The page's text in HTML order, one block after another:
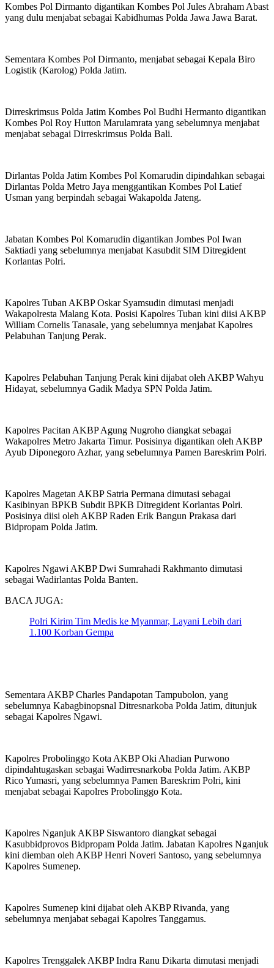
Kombes Pol Dirmanto digantikan Kombes Pol Jules Abraham Abast
yang dulu menjabat sebagai Kabidhumas Polda Jawa Jawa Barat.
Sementara Kombes Pol Dirmanto, menjabat sebagai Kepala Biro
Logistik (Karolog) Polda Jatim.
Dirreskrimsus Polda Jatim Kombes Pol Budhi Hermanto digantikan
Kombes Pol Roy Hutton Marulamrata yang sebelumnya menjabat
menjabat sebagai Dirreskrimsus Polda Bali.
Dirlantas Polda Jatim Kombes Pol Komarudin dipindahkan sebagai
Dirlantas Polda Metro Jaya menggantikan Kombes Pol Latief
Usman yang berpindah sebagai Wakapolda Jateng.
Jabatan Kombes Pol Komarudin digantikan Jombes Pol Iwan
Saktiadi yang sebelumnya menjabat Kasubdit SIM Ditregident
Korlantas Polri.
Kapolres Tuban AKBP Oskar Syamsudin dimutasi menjadi
Wakapolresta Malang Kota. Posisi Kapolres Tuban kini diisi AKBP
William Cornelis Tanasale, yang sebelumnya menjabat Kapolres
Pelabuhan Tanjung Perak.
Kapolres Pelabuhan Tanjung Perak kini dijabat oleh AKBP Wahyu
Hidayat, sebelumnya Gadik Madya SPN Polda Jatim.
Kapolres Pacitan AKBP Agung Nugroho diangkat sebagai
Wakapolres Metro Jakarta Timur. Posisinya digantikan oleh AKBP
Ayub Diponegoro Azhar, yang sebelumnya Pamen Bareskrim Polri.
Kapolres Magetan AKBP Satria Permana dimutasi sebagai
Kasibinyan BPKB Subdit BPKB Ditregident Korlantas Polri.
Posisinya diisi oleh AKBP Raden Erik Bangun Prakasa dari
Bidpropam Polda Jatim.
Kapolres Ngawi AKBP Dwi Sumrahadi Rakhmanto dimutasi
sebagai Wadirlantas Polda Banten.
BACA JUGA:
Polri Kirim Tim Medis ke Myanmar, Layani Lebih dari
1.100 Korban Gempa
Sementara AKBP Charles Pandapotan Tampubolon, yang
sebelumnya Kabagbinopsnal Ditresnarkoba Polda Jatim, ditunjuk
sebagai Kapolres Ngawi.
Kapolres Probolinggo Kota AKBP Oki Ahadian Purwono
dipindahtugaskan sebagai Wadirresnarkoba Polda Jatim. AKBP
Rico Yumasri, yang sebelumnya Pamen Bareskrim Polri, kini
menjabat sebagai Kapolres Probolinggo Kota.
Kapolres Nganjuk AKBP Siswantoro diangkat sebagai
Kasubbidprovos Bidpropam Polda Jatim. Jabatan Kapolres Nganjuk
kini diemban oleh AKBP Henri Noveri Santoso, yang sebelumnya
Kapolres Sumenep.
Kapolres Sumenep kini dijabat oleh AKBP Rivanda, yang
sebelumnya menjabat sebagai Kapolres Tanggamus.
Kapolres Trenggalek AKBP Indra Ranu Dikarta dimutasi menjadi